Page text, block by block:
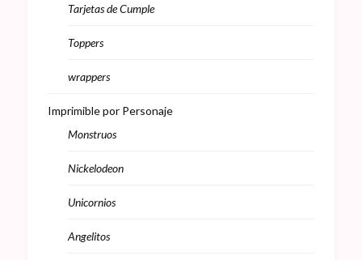
Tarjetas de Cumple
Toppers
wrappers
Imprimible por Personaje
Monstruos
Nickelodeon
Unicornios
Angelitos